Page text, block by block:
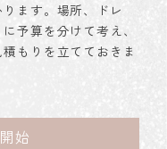
ます。場所、ドレ
予算を分けて考え、
もりを立てておきま
始